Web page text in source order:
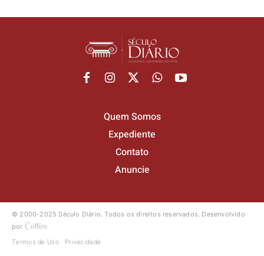
Quem Somos
Expediente
Contato
Anuncie
© 2000-2025 Século Diário.Todos os direitos reservados. Desenvolvido
por
Termos de Uso Privacidade